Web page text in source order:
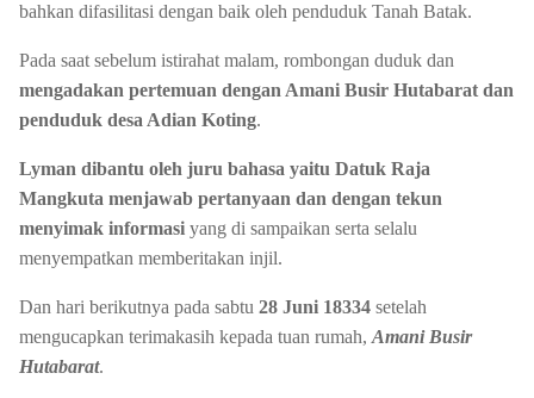
bahkan difasilitasi dengan baik oleh penduduk Tanah Batak.
Pada saat sebelum istirahat malam, rombongan duduk dan
mengadakan pertemuan dengan Amani Busir Hutabarat dan
penduduk desa Adian Koting.
Lyman dibantu oleh juru bahasa yaitu Datuk Raja
Mangkuta menjawab pertanyaan dan dengan tekun
menyimak informasi yang di sampaikan serta selalu
menyempatkan memberitakan injil.
Dan hari berikutnya pada sabtu 28 Juni 18334 setelah
mengucapkan terimakasih kepada tuan rumah, Amani Busir
Hutabarat.